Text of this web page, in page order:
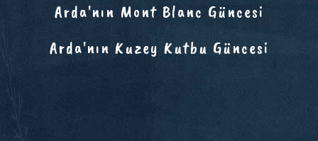
Arda'nın Mont Blanc Güncesi
Arda'nın Kuzey Kutbu Güncesi